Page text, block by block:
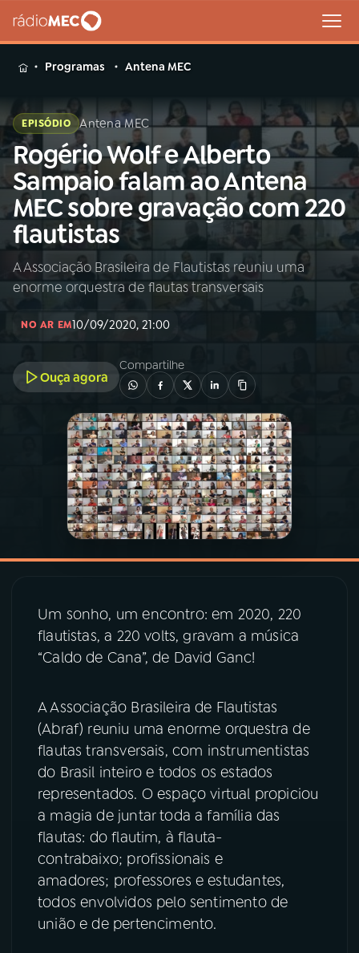
MENU
Buscar
na
Rádio
MEC
Buscar
Início
01 INÍCIO
PROGRAMAÇÃO
PROGRAMAS
PODCASTS
06VIDEOCASTS
07 ÚLTIMAS
08PRÊMIO RÁDIO MEC
ACOMPANHE A RÁDIO MEC
YouTube Facebook
Instagram X
TikTok
Programas Antena MEC
EPISÓDIO Antena MEC
Rogério Wolf e Alberto
Sampaio falam ao Antena
MEC sobre gravação com 220
flautistas
A Associação Brasileira de Flautistas reuniu uma
enorme orquestra de flautas transversais
NO AR EM10/09/2020, 21:00
Ouça agora
Compartilhe
Um sonho, um encontro: em 2020, 220
flautistas, a 220 volts, gravam a música
“Caldo de Cana”, de David Ganc!
A Associação Brasileira de Flautistas
(Abraf) reuniu uma enorme orquestra de
flautas transversais, com instrumentistas
do Brasil inteiro e todos os estados
representados. O espaço virtual propiciou
a magia de juntar toda a família das
flautas: do flautim, à flauta-
contrabaixo; profissionais e
amadores; professores e estudantes,
todos envolvidos pelo sentimento de
união e de pertencimento.